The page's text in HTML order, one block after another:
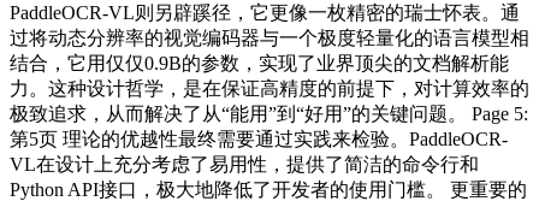
PaddleOCR-VL则另辟蹊径，它更像一枚精密的瑞士怀表。通
过将动态分辨率的视觉编码器与一个极度轻量化的语言模型相
结合，它用仅仅0.9B的参数，实现了业界顶尖的文档解析能
力。这种设计哲学，是在保证高精度的前提下，对计算效率的
极致追求，从而解决了从“能用”到“好用”的关键问题。 Page 5:
第5页 理论的优越性最终需要通过实践来检验。PaddleOCR-
VL在设计上充分考虑了易用性，提供了简洁的命令行和
Python API接口，极大地降低了开发者的使用门槛。 更重要的